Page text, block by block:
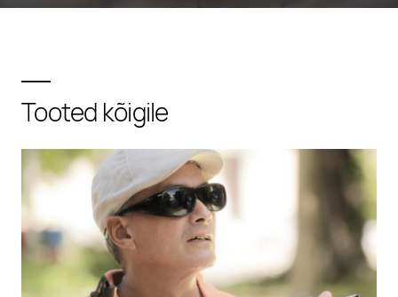
Tooted kõigile